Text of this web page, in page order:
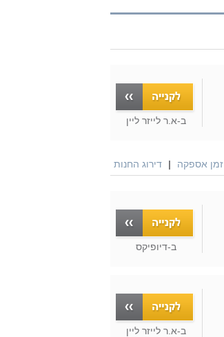
ב-א.ר לייזר ליין
זמן אספקה | דירוג החנות
ב-דיופיקס
ב-א.ר לייזר ליין